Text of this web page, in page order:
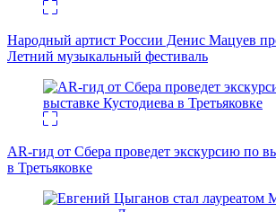
Народный артист России Денис Мацуев
Летний музыкальный фестиваль
AR-гид от Сбера проведет экскурсию по
в Третьяковке